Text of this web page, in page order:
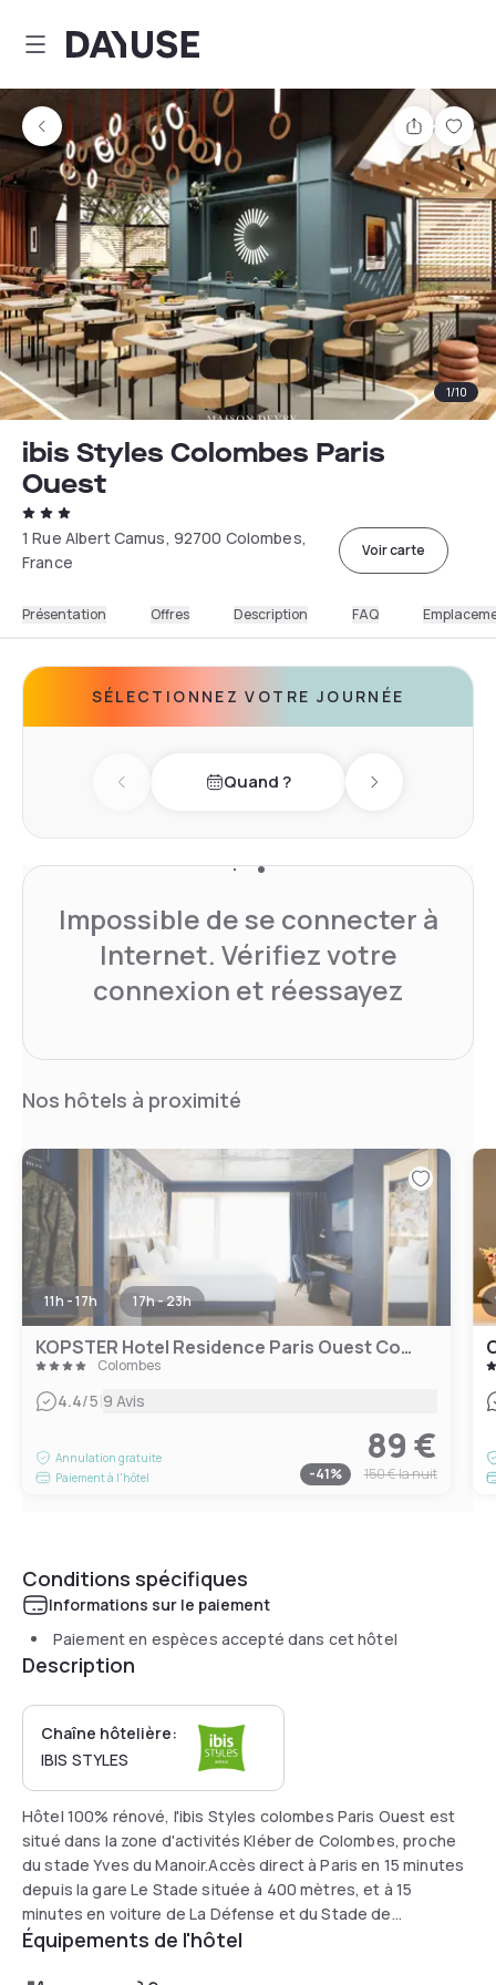
Dayuse
Partager
1/10
ibis Styles Colombes Paris
Ouest
1 Rue Albert Camus, 92700 Colombes,
France
Voir carte
Présentation Offres Description FAQ
SÉLECTIONNEZ VOTRE JOURNÉE
Previous dayQuand ? Next day
Impossible de se connecter à
Internet. Vérifiez votre
connexion et réessayez
Nos hôtels à proximité
11h - 17h 17h - 23h
KOPSTER Hotel Residence Paris Ouest Colombes
Colombes
4.4/5|9 Avis
Annulation gratuite
Paiement à l'hôtel
89 €
-41% 150 €la nuit
Conditions spécifiques
Informations sur le paiement
Paiement en espèces accepté dans cet hôtel
Description
Chaîne hôtelière:
IBIS STYLES
Hôtel 100% rénové, l'ibis Styles colombes Paris Ouest est
situé dans la zone d'activités Kléber de Colombes, proche
du stade Yves du Manoir.Accès direct à Paris en 15 minutes
depuis la gare Le Stade située à 400 mètres, et à 15
minutes en voiture de La Défense et du Stade de
France.Nous avons un restaurant Charlie's Corner, salles de
Équipements de l'hôtel